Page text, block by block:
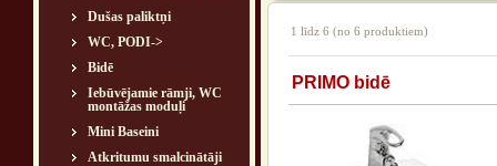
Dušas paliktņi
WC, PODI->
Bidē
Iebūvējamie rāmji, WC
montāžas moduļi
Mini Baseini
Atkritumu smalcinātāji
1 līdz 6 (no 6 produktiem)
PRIMO bidē